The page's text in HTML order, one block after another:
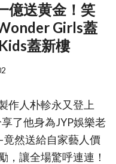
億送黄金！笑
Girls蓋
蓋新樓
作人朴軫永又登上
享了他身為JYP娛樂老
然送給自家藝人價
，讓全場驚呼連連！